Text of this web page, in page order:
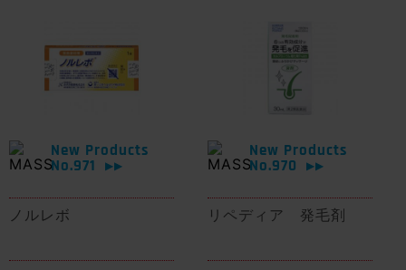
New Products
No.971
▶▶
ノルレボ
New Products
No.970
▶▶
リペディア 発毛剤